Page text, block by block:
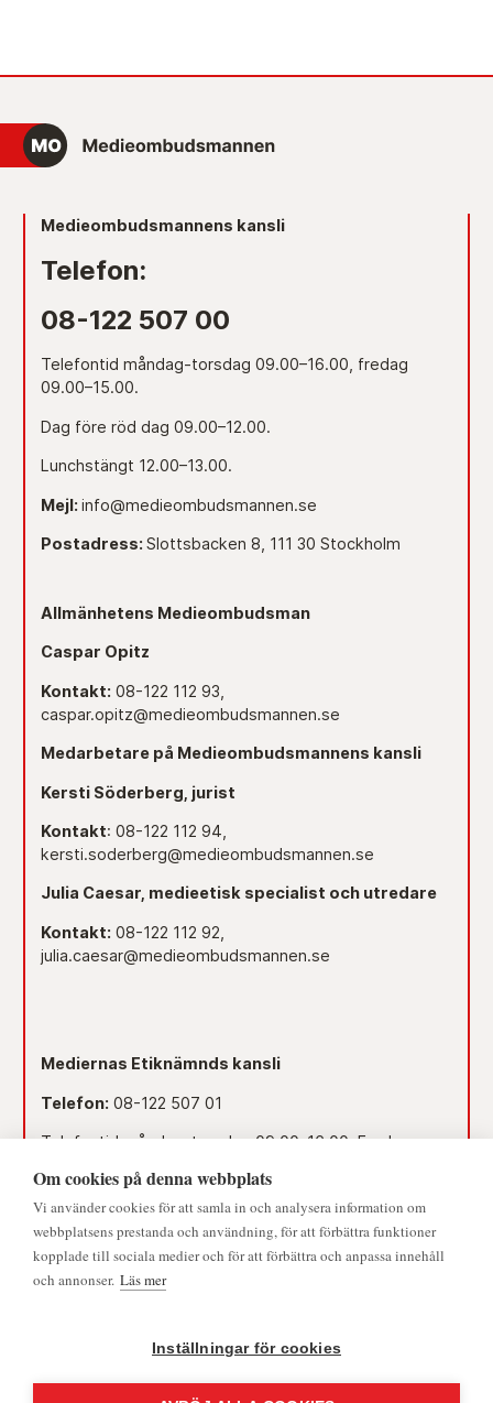
Medieombudsmannens kansli
Telefon:
08-122 507 00
Telefontid måndag-torsdag 09.00–16.00, fredag
09.00–15.00.
Dag före röd dag 09.00–12.00.
Lunchstängt 12.00–13.00.
Mejl: info@medieombudsmannen.se
Postadress: Slottsbacken 8, 111 30 Stockholm
Allmänhetens Medieombudsman
Caspar Opitz
Kontakt: 08-122 112 93,
caspar.opitz@medieombudsmannen.se
Medarbetare på Medieombudsmannens kansli
Kersti Söderberg, jurist
Kontakt: 08-122 112 94,
kersti.soderberg@medieombudsmannen.se
Julia Caesar, medieetisk specialist och utredare
Kontakt: 08-122 112 92,
julia.caesar@medieombudsmannen.se
Mediernas Etiknämnds kansli
Telefon: 08-122 507 01
Telefontid måndag-torsdag 09.00–16.00. Fredag
Dag före röd dag 09.00–12.00.
Lunchstängt 12.00–13.00.
Mejl:namnden@medieombudsmannen.se
Om cookies på denna webbplats
Vi använder cookies för att samla in och analysera information om
webbplatsens prestanda och användning, för att förbättra funktioner
kopplade till sociala medier och för att förbättra och anpassa innehåll
och annonser. Läs mer
Inställningar för cookies